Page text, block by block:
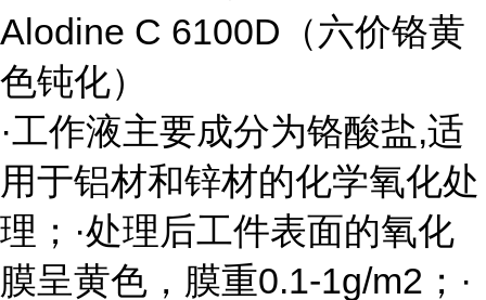
Alodine C 6100D （六价铬黄
色钝化）
·工作液主要成分为铬酸盐,适
用于铝材和锌材的化学氧化处
理；·处理后工件表面的氧化
膜呈黄色，膜重0.1-1g/m2 ；·